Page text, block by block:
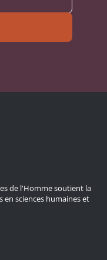
de l'Homme soutient la
en sciences humaines et